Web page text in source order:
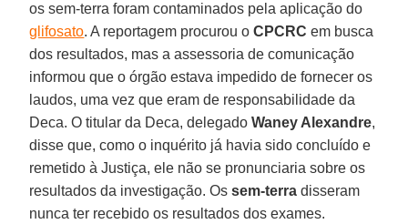
os sem-terra foram contaminados pela aplicação do
glifosato. A reportagem procurou oCPCRC em busca
dos resultados, mas a assessoria de comunicação
informou que o órgão estava impedido de fornecer os
laudos, uma vez que eram de responsabilidade da
Deca. O titular da Deca, delegado Waney Alexandre,
disse que, como o inquérito já havia sido concluído e
remetido à Justiça, ele não se pronunciaria sobre os
resultados da investigação. Ossem-terra disseram
nunca ter recebido os resultados dos exames.